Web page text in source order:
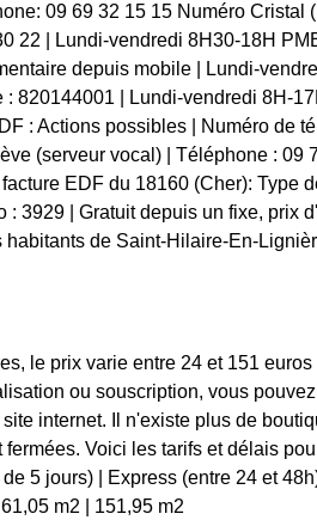
09 69 32 15 15 Numéro Cristal
22 | Lundi-vendredi 8H30-18H
depuis mobile | Lundi-
820144001 | Lundi-vendredi 8H-
: Actions possibles | Numéro de
(serveur vocal) | Téléphone : 09
EDF du 18160 (Cher): Type
: 3929 | Gratuit depuis un fixe, prix
de Saint-Hilaire-En-
le prix varie entre 24 et 151 euros
ou souscription, vous pouvez
internet. Il n'existe plus de
Voici les tarifs et délais
5 jours) | Express (entre 24 et
m2 | 151,95 m2